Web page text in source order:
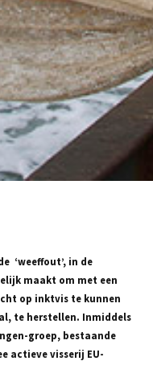
‘weeffout’, in de
maakt om met een
op inktvis te kunnen
te herstellen. Inmiddels
groep, bestaande
actieve visserij EU-